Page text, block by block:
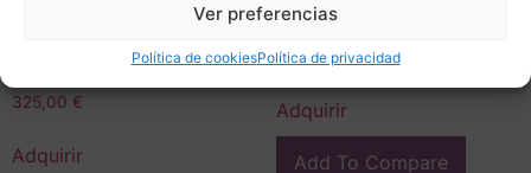
Ver preferencias
Política de cookiesPolítica de privacidad
Boiscel, Art Nouveau,
circa 1900 – Francia
325,00 €
Adquirir
perfil”, p. s. XX – Francia
225,00€
Adquirir
Add To Compare